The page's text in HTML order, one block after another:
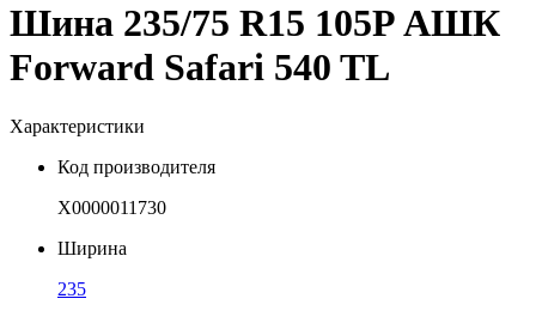
Шина 235/75 R15 105P АШК
Forward Safari 540 TL
Характеристики
Код производителя
Х0000011730
Ширина
235